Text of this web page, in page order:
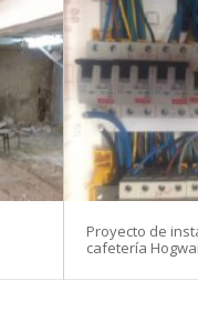
Proyecto de
cafetería